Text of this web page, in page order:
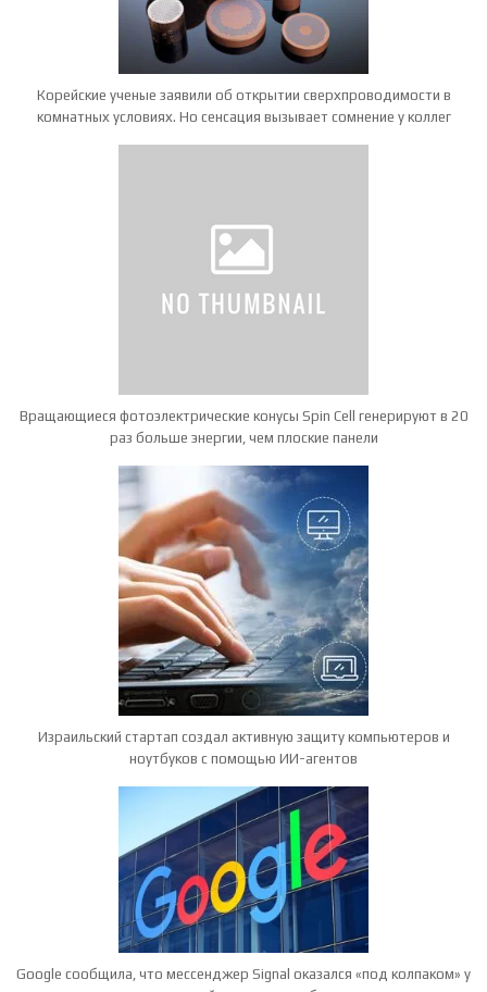
Корейские ученые заявили об открытии сверхпроводимости в
комнатных условиях. Но сенсация вызывает сомнение у коллег
Вращающиеся фотоэлектрические конусы Spin Cell генерируют в 20
раз больше энергии, чем плоские панели
Израильский стартап создал активную защиту компьютеров и
ноутбуков с помощью ИИ-агентов
Google сообщила, что мессенджер Signal оказался «под колпаком» у